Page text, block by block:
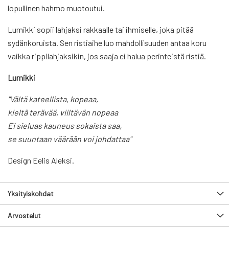
lopullinen hahmo muotoutui.
Lumikki sopii lahjaksi rakkaalle tai ihmiselle, joka pitää
sydänkoruista. Sen ristiaihe luo mahdollisuuden antaa koru
vaikka rippilahjaksikin, jos saaja ei halua perinteistä ristiä.
Lumikki
"Vältä kateellista, kopeaa,
kieltä terävää, viiltävän nopeaa
Ei sieluas kauneus sokaista saa,
se suuntaan väärään voi johdattaa"
Design Eelis Aleksi.
Yksityiskohdat
Arvostelut